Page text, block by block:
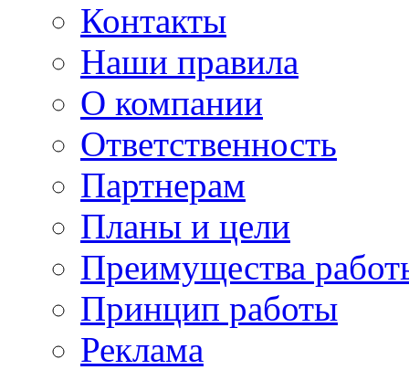
Контакты
Наши правила
О компании
Ответственность
Партнерам
Планы и цели
Преимущества
Принцип работы
Реклама